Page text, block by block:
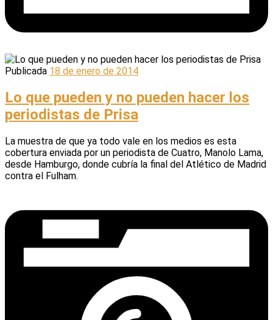
Publicada 18 de enero de 2014
Lo que pueden y no pueden hacer los
periodistas de Prisa
La muestra de que ya todo vale en los medios es esta
cobertura enviada por un periodista de Cuatro, Manolo Lama,
desde Hamburgo, donde cubría la final del Atlético de Madrid
contra el Fulham.